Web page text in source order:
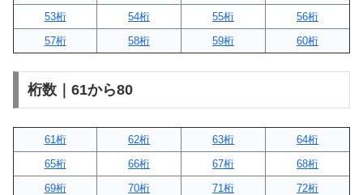
53桁
54桁 55桁
56桁
57桁
58桁 59桁 60桁
桁数｜61から80
61桁 62桁 63桁
64桁
65桁
66桁 67桁
68桁
69桁
70桁 71桁
72桁